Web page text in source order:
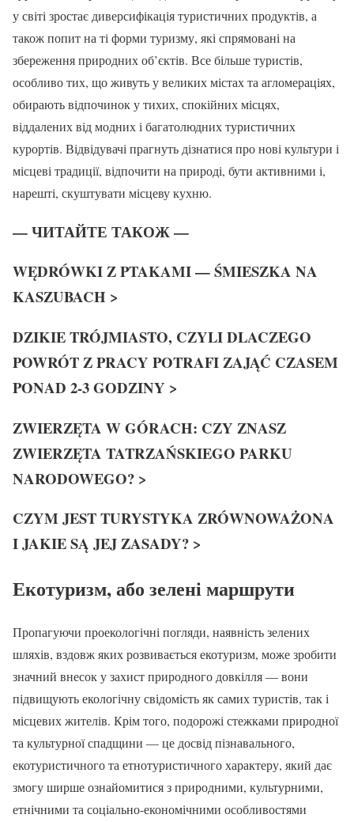
у світі зростає диверсифікація туристичних продуктів, а
також попит на ті форми туризму, які спрямовані на
збереження природних об’єктів. Все більше туристів,
особливо тих, що живуть у великих містах та агломераціях,
обирають відпочинок у тихих, спокійних місцях,
віддалених від модних і багатолюдних туристичних
курортів. Відвідувачі прагнуть дізнатися про нові культури і
місцеві традиції, відпочити на природі, бути активними і,
нарешті, скуштувати місцеву кухню.
— ЧИТАЙТЕ ТАКОЖ —
WĘDRÓWKI Z PTAKAMI — ŚMIESZKA NA
KASZUBACH >
DZIKIE TRÓJMIASTO, CZYLI DLACZEGO
POWRÓT Z PRACY POTRAFI ZAJĄĆ CZASEM
PONAD 2-3 GODZINY >
ZWIERZĘTA W GÓRACH: CZY ZNASZ
ZWIERZĘTA TATRZAŃSKIEGO PARKU
NARODOWEGO? >
CZYM JEST TURYSTYKA ZRÓWNOWAŻONA
I JAKIE SĄ JEJ ZASADY? >
Екотуризм, або зелені маршрути
Пропагуючи проекологічні погляди, наявність зелених
шляхів, вздовж яких розвивається екотуризм, може зробити
значний внесок у захист природного довкілля — вони
підвищують екологічну свідомість як самих туристів, так і
місцевих жителів. Крім того, подорожі стежками природної
та культурної спадщини — це досвід пізнавального,
екотуристичного та етнотуристичного характеру, який дає
змогу ширше ознайомитися з природними, культурними,
етнічними та соціально-економічними особливостями